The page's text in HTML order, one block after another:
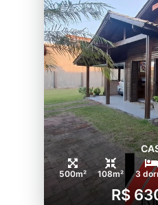
500m² 108m² 3
R$